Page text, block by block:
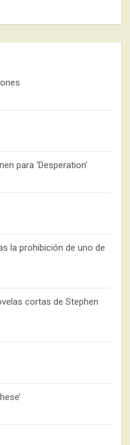
para ‘Desperation’
la prohibición de uno de
cortas de Stephen